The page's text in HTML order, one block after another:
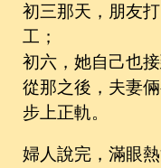
初三那天，朋友
工；
初六，她自己也接
從那之後，夫妻
步上正軌。
婦人說完，滿眼